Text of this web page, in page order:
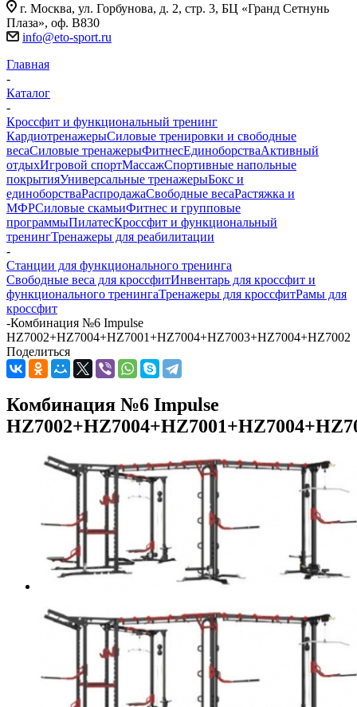
г. Москва, ул. Горбунова, д. 2, стр. 3, БЦ «Гранд Сетнунь
Плаза», оф. В830
info@eto-sport.ru
Главная
-
Каталог
-
Кроссфит и функциональный тренинг
КардиотренажерыСиловые тренировки и свободные
весаСиловые тренажерыФитнесЕдиноборстваАктивный
отдыхИгровой спортМассажСпортивные напольные
покрытияУниверсальные тренажерыБокс и
единоборстваРаспродажаСвободные весаРастяжка и
МФРСиловые скамьиФитнес и групповые
программыПилатесКроссфит и функциональный
тренингТренажеры для реабилитации
-
Станции для функционального тренинга
Свободные веса для кроссфитИнвентарь для кроссфит и
функционального тренингаТренажеры для кроссфитРамы для
кроссфит
-Комбинация №6 Impulse
HZ7002+HZ7004+HZ7001+HZ7004+HZ7003+HZ7004+HZ7002
Поделиться
Комбинация №6 Impulse